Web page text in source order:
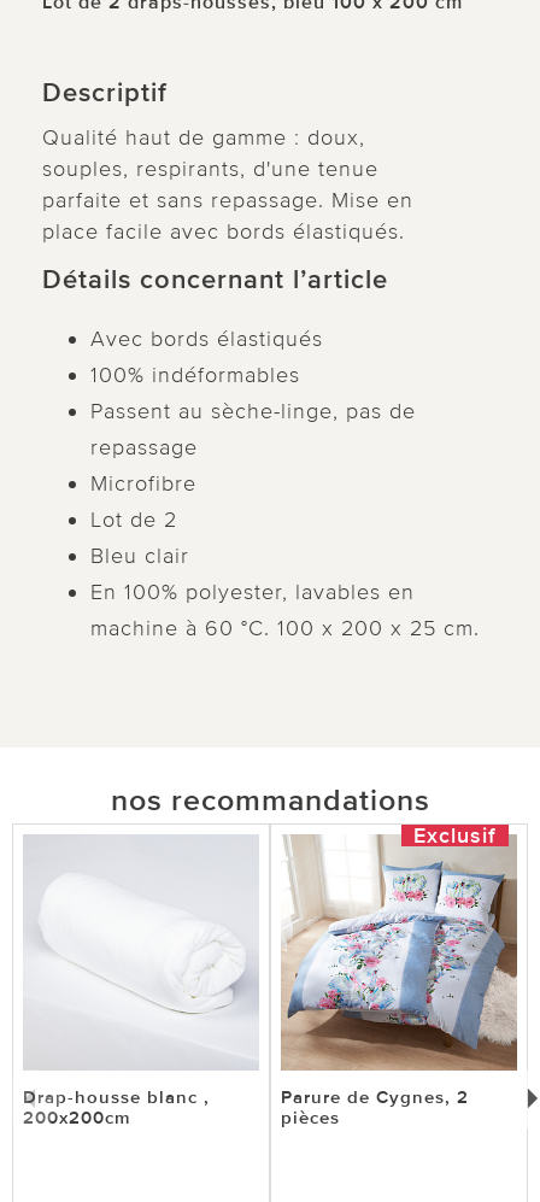
Descriptif
Qualité haut de gamme : doux,
souples, respirants, d'une tenue
parfaite et sans repassage. Mise en
place facile avec bords élastiqués.
Détails concernant l’article
Avec bords élastiqués
100% indéformables
Passent au sèche-linge, pas de
repassage
Microfibre
Lot de 2
Bleu clair
En 100% polyester, lavables en
machine à 60 °C. 100 x 200 x 25 cm.
nos recommandations
Drap-housse blanc ,
200x200cm
Exclusif
Parure de Cygnes, 2
pièces